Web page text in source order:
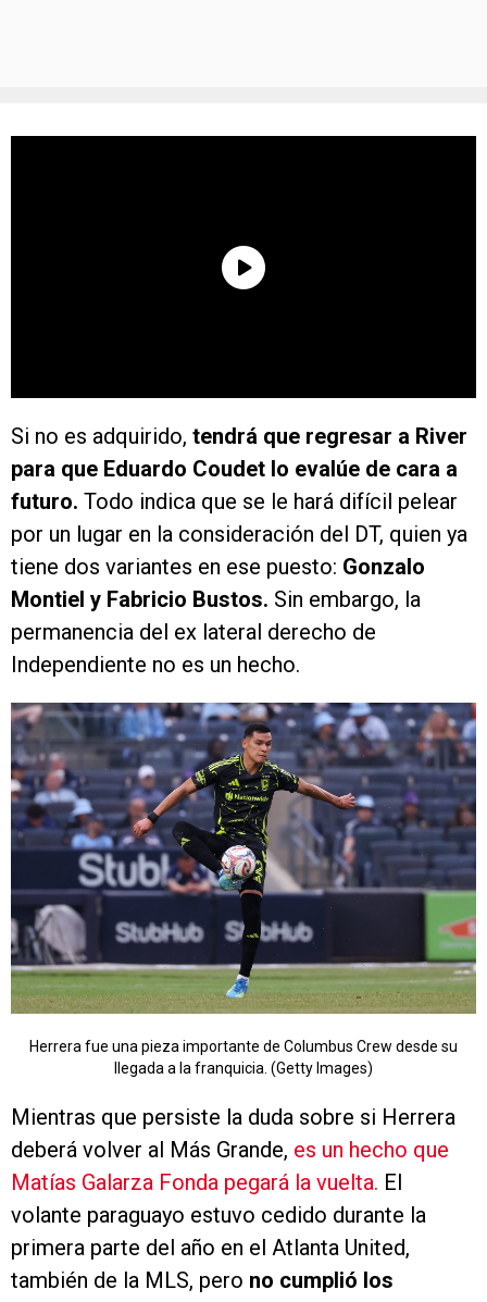
Si no es adquirido, tendrá que regresar a River
para que Eduardo Coudet lo evalúe de cara a
futuro. Todo indica que se le hará difícil pelear
por un lugar en la consideración del DT, quien ya
tiene dos variantes en ese puesto: Gonzalo
Montiel y Fabricio Bustos. Sin embargo, la
permanencia del ex lateral derecho de
Independiente no es un hecho.
Herrera fue una pieza importante de Columbus Crew desde su
llegada a la franquicia. (Getty Images)
Mientras que persiste la duda sobre si Herrera
deberá volver al Más Grande, es un hecho que
Matías Galarza Fonda pegará la vuelta. El
volante paraguayo estuvo cedido durante la
primera parte del año en el Atlanta United,
también de la MLS, pero no cumplió los